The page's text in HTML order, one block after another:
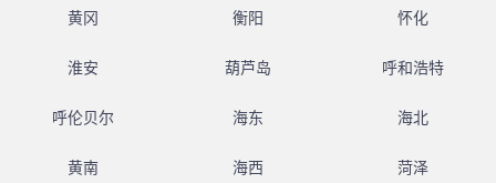
黄冈 衡阳 怀化
淮安 葫芦岛 呼和浩特
呼伦贝尔 海东 海北
黄南 海西 菏泽